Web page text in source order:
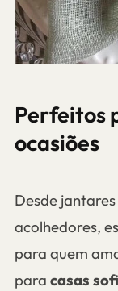
Perfeitos
ocasiões
Desde
acolhedores,
para quem
para casas